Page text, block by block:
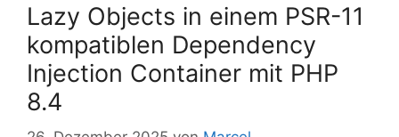
Lazy Objects in einem PSR-11
kompatiblen Dependency
Injection Container mit PHP
8.4